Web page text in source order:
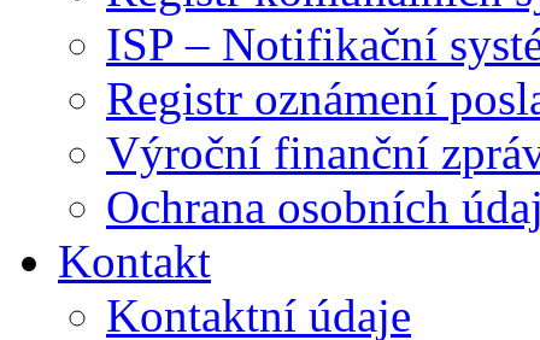
ISP – Notifikační
Registr oznámení
Výroční finanční
Ochrana osobních
Kontakt
Kontaktní údaje